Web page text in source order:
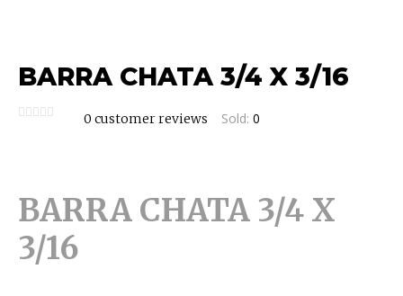
BARRA CHATA 3/4 X 3/16
0 customer reviews Sold: 0
BARRA CHATA 3/4 X
3/16